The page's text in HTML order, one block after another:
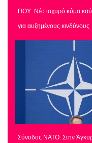
ΠΟΥ: Νέο ισχυρό κύμα
για αυξημένους κινδύνους
Σύνοδος ΝΑΤΟ: Στην